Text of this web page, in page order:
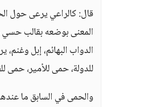
قال: كالراعي يرعى حول
المعنى بوضعه بقالب
الدواب البهائم، إبل
للدولة، حمى للأمير، حمى
والحمى في السابق ما